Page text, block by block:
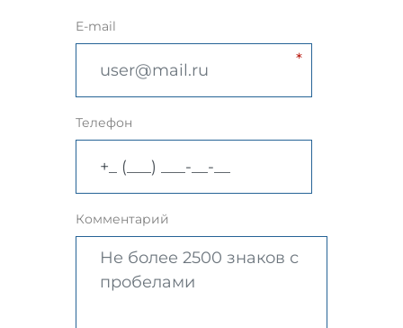
E-mail
Телефон
Комментарий